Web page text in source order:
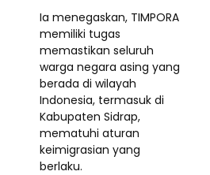
Ia menegaskan, TIMPORA
memiliki tugas
memastikan seluruh
warga negara asing yang
berada di wilayah
Indonesia, termasuk di
Kabupaten Sidrap,
mematuhi aturan
keimigrasian yang
berlaku.